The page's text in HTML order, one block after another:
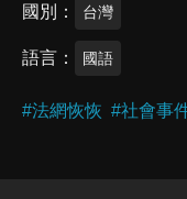
國別 台灣
語言 國語
#法網恢恢 #社會事